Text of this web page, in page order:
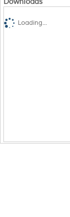
Loading...